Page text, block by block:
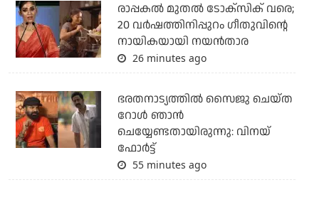
രാപ്പകൽ മുതൽ ടോക്സിക് വരെ;
20 വർഷത്തിനിപ്പുറം ഗീതുവിന്റെ
നായികയായി നയൻതാര
26 minutes ago
ഭരതനാട്യത്തിൽ സൈജു ചെയ്ത
റോൾ ഞാൻ
ചെയ്യേണ്ടതായിരുന്നു: വിനയ്
ഫോർട്ട്
55 minutes ago